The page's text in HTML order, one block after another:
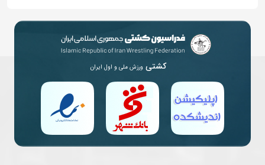
کشتی ورزش ملی و اول ایران